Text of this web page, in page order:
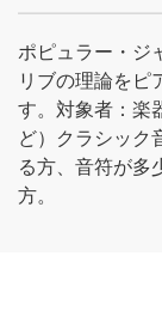
ポピュラー・ジ
リブの理論をピ
す。対象者：楽
ど）クラシック
る方、音符が多
方。